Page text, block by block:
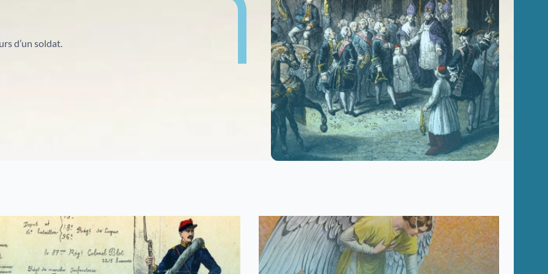
d’un soldat.L'ensemble des inventaires mis en ligne par les
Archives d'Alsace
Catalogue des bibliothèques des Archives d'Alsace
Afin de vous aider dans vos recherches
historiques, administratives ou généalogiques,
nous vous proposons des fiches d'aide portant
sur des thématiques variées.
Famille et généalogie
Affaires de nationalité et émigration
Evénements historiques, conflits et soldats
Métiers et fonctions Culture et loisirs